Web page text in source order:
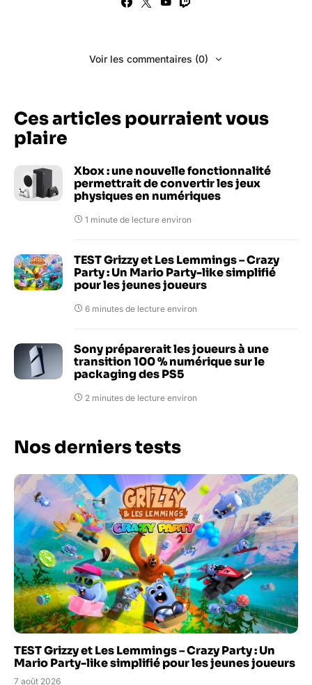
Voir les commentaires (0)
Ces articles pourraient vous
plaire
Xbox : une nouvelle fonctionnalité
permettrait de convertir les jeux
physiques en numériques
1 minute de lecture environ
TEST Grizzy et Les Lemmings – Crazy
Party : Un Mario Party-like simplifié
pour les jeunes joueurs
6 minutes de lecture environ
Sony préparerait les joueurs à une
transition 100 % numérique sur le
packaging des PS5
2 minutes de lecture environ
Nos derniers tests
TEST Grizzy et Les Lemmings – Crazy Party : Un
Mario Party-like simplifié pour les jeunes joueurs
7 août 2026